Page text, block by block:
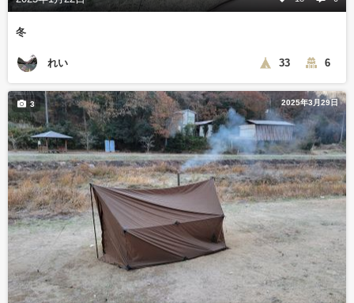
冬
れい 33 6
2025年3月29日
3